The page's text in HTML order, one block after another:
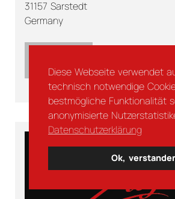
Diese Webseite verwendet
technisch notwendige
bestmögliche Funktionalität
anonymisierte
Datenschutzerklärung
Ok,
31157 Sarstedt
Germany